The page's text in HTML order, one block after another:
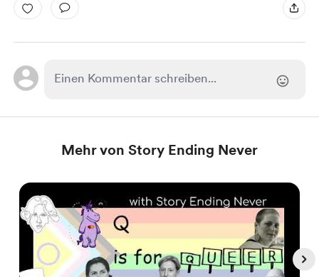
Mehr von Story Ending Never